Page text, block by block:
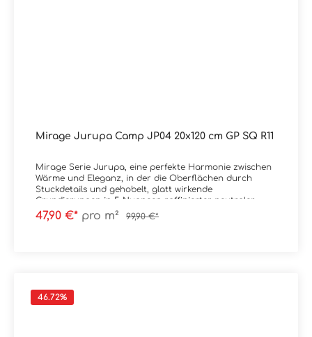
Mirage Jurupa Camp JP04 20x120 cm GP SQ R11
Mirage Serie Jurupa, eine perfekte Harmonie zwischen
Wärme und Eleganz, in der die Oberflächen durch
Stuckdetails und gehobelt, glatt wirkende
Grundierungen in 5 Nuancen raffinierter neutraler
Farbtöne bereichert werden.
Material: FeinsteinzeugFormat: 20x120 cmStärke: 9
47,90 €* pro m² 99,90 €*
46.72%